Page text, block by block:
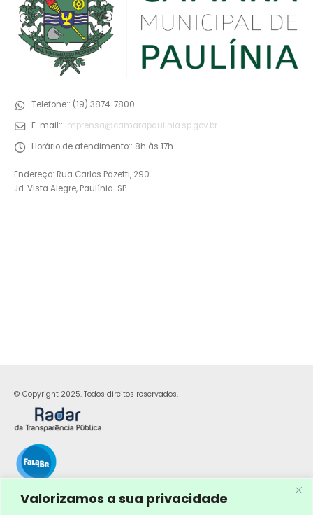
Valorizamos a sua privacidade
Telefone:: (19) 3874-7800
E-mail:: imprensa@camarapaulinia.sp.gov.br
Horário de atendimento:: 8h às 17h
Endereço: Rua Carlos Pazetti, 290
Jd. Vista Alegre, Paulínia-SP
© Copyright 2025. Todos direitos reservados.